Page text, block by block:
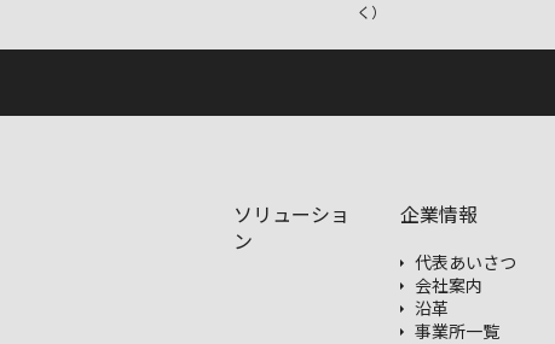
く）
ソリューショ
ン
企業情報
代表あいさつ
会社案内
沿革
事業所一覧